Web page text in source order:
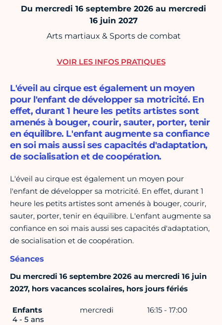
Du mercredi 16 septembre 2026 au mercredi
16 juin 2027
Arts martiaux & Sports de combat
L'éveil au cirque est également un moyen
pour l'enfant de développer sa motricité. En
effet, durant 1 heure les petits artistes sont
amenés à bouger, courir, sauter, porter, tenir
en équilibre. L'enfant augmente sa confiance
en soi mais aussi ses capacités d'adaptation,
de socialisation et de coopération.
L'éveil au cirque est également un moyen pour
l'enfant de développer sa motricité. En effet, durant 1
heure les petits artistes sont amenés à bouger, courir,
sauter, porter, tenir en équilibre. L'enfant augmente sa
confiance en soi mais aussi ses capacités d'adaptation,
de socialisation et de coopération.
Séances
Du mercredi 16 septembre 2026 au mercredi 16 juin
2027, hors vacances scolaires, hors jours fériés
Enfants
4 - 5 ans
mercredi 16:15 - 17:00
VOIR LES INFOS PRATIQUES